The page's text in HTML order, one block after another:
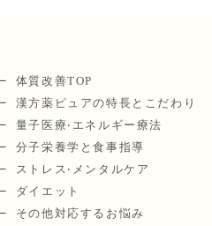
体質改善TOP
漢⽅薬ピュアの特長とこだわり
量⼦医療‧エネルギー療法
分⼦栄養学と⾷事指導
ストレス‧メンタルケア
ダイエット
その他対応するお悩み